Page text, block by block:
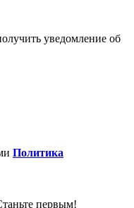
уведомление об
Политика
первым!